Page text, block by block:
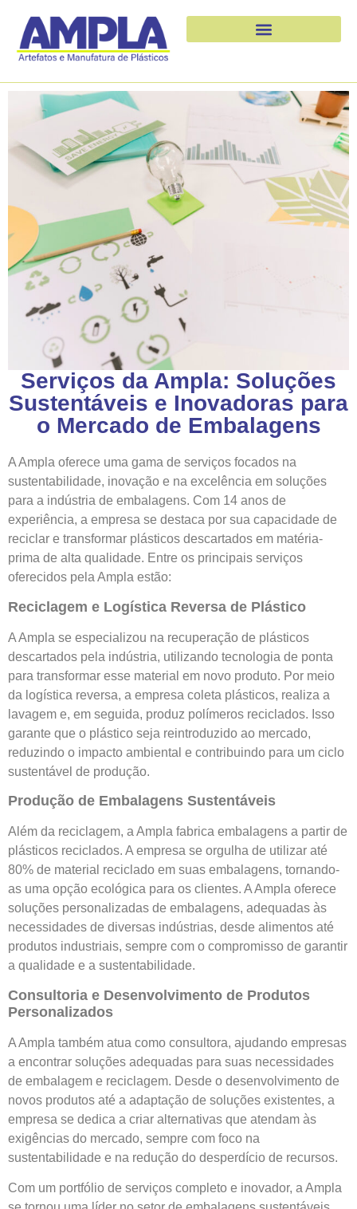
Serviços da Ampla: Soluções
Sustentáveis e Inovadoras para
o Mercado de Embalagens
A Ampla oferece uma gama de serviços focados na
sustentabilidade, inovação e na excelência em soluções
para a indústria de embalagens. Com 14 anos de
experiência, a empresa se destaca por sua capacidade de
reciclar e transformar plásticos descartados em matéria-
prima de alta qualidade. Entre os principais serviços
oferecidos pela Ampla estão:
Reciclagem e Logística Reversa de Plástico
A Ampla se especializou na recuperação de plásticos
descartados pela indústria, utilizando tecnologia de ponta
para transformar esse material em novo produto. Por meio
da logística reversa, a empresa coleta plásticos, realiza a
lavagem e, em seguida, produz polímeros reciclados. Isso
garante que o plástico seja reintroduzido ao mercado,
reduzindo o impacto ambiental e contribuindo para um ciclo
sustentável de produção.
Produção de Embalagens Sustentáveis
Além da reciclagem, a Ampla fabrica embalagens a partir de
plásticos reciclados. A empresa se orgulha de utilizar até
80% de material reciclado em suas embalagens, tornando-
as uma opção ecológica para os clientes. A Ampla oferece
soluções personalizadas de embalagens, adequadas às
necessidades de diversas indústrias, desde alimentos até
produtos industriais, sempre com o compromisso de garantir
a qualidade e a sustentabilidade.
Consultoria e Desenvolvimento de Produtos
Personalizados
A Ampla também atua como consultora, ajudando empresas
a encontrar soluções adequadas para suas necessidades
de embalagem e reciclagem. Desde o desenvolvimento de
novos produtos até a adaptação de soluções existentes, a
empresa se dedica a criar alternativas que atendam às
exigências do mercado, sempre com foco na
sustentabilidade e na redução do desperdício de recursos.
Com um portfólio de serviços completo e inovador, a Ampla